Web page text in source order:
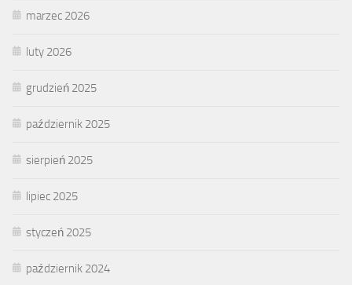
marzec 2026
luty 2026
grudzień 2025
październik 2025
sierpień 2025
lipiec 2025
styczeń 2025
październik 2024